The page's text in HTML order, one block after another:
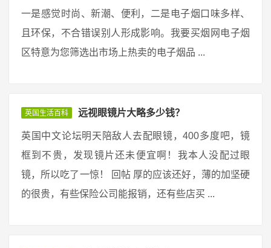
一是感觉时尚、新潮、便利，二是电子烟口味多样、
且环保，不合错误别人形成影响。我要买烟网电子烟
区特意为您筛选出市场上热卖的电子烟品 ...
英国生活百科 远视眼镜片大略多少钱？
英国中文论坛明天陪敌人去配眼镜，400多度吧，镜
框到不贵，发现镜片还未便宜啊！我本人没配过眼
镜，所以吃了一惊！ 回帖 厚的应该还好，薄的加坚硬
的很贵，有些保险公司能报销，还有些店买 ...